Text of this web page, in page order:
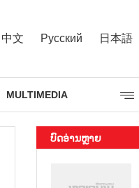
中文 Русский 日本語
MULTIMEDIA
ບົດອ່ານຫຼາຍ